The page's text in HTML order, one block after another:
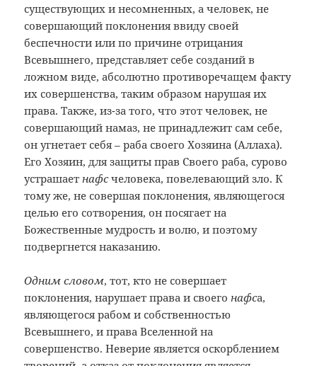
существующих и несомненных, а человек, не
совершающий поклонения ввиду своей
беспечности или по причине отрицания
Всевышнего, представляет себе созданий в
ложном виде, абсолютно противоречащем факту
их совершенства, таким образом нарушая их
права. Также, из-за того, что этот человек, не
совершающий намаз, не принадлежит сам себе,
он угнетает себя – раба своего Хозяина (Аллаха).
Его Хозяин, для защиты прав Своего раба, сурово
устрашаетнафсчеловека, повелевающий зло. К
тому же, не совершая поклонения, являющегося
целью его сотворения, он посягает на
Божественные мудрость и волю, и поэтому
подвергнется наказанию.
Одним словом, тот, кто не совершает
поклонения, нарушает права и своегонафса,
являющегося рабом и собственностью
Всевышнего, и права Вселенной на
совершенство. Неверие является оскорблением